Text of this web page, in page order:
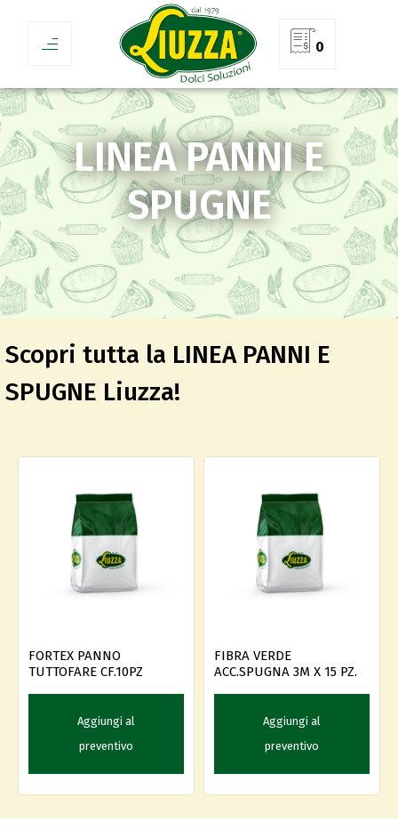
0
LINEA PANNI E
SPUGNE
Scopri tutta la LINEA PANNI E
SPUGNE Liuzza!
FORTEX PANNO
TUTTOFARE CF.10PZ
Aggiungi al
preventivo
FIBRA VERDE
ACC.SPUGNA 3M X 15 PZ.
Aggiungi al
preventivo